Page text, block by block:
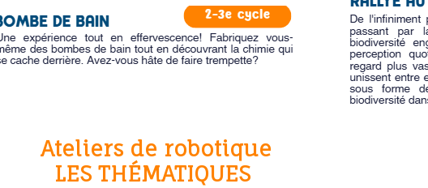
Ateliers de robotique
LES THÉMATIQUES